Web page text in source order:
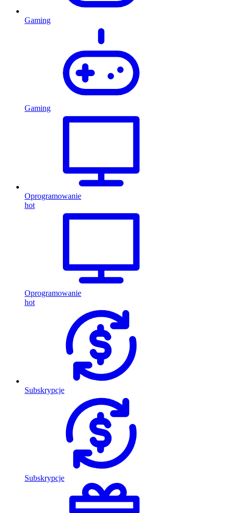
Gaming
Gaming
Oprogramowanie
hot
Oprogramowanie
hot
Subskrypcje
Subskrypcje